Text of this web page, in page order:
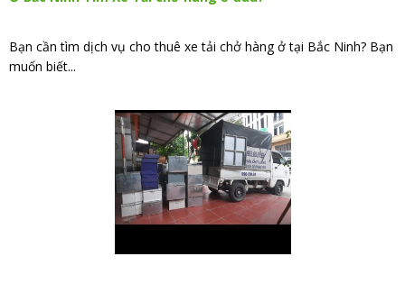
Bạn cần tìm dịch vụ cho thuê xe tải chở hàng ở tại Bắc Ninh? Bạn
muốn biết...